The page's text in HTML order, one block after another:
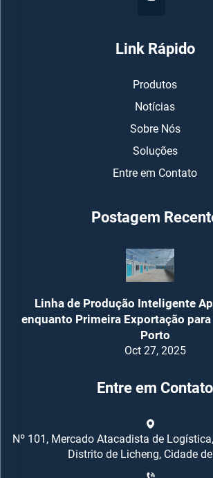
Link Rápido
Produtos
Notícias
Sobre Nós
Soluções
Entre em Contato
Postagem
Linha de Produção Inteligente
enquanto Primeira Exportação para
Porto
Oct 27, 2025
Entre em Contato
Nº 101, Mercado Atacadista de
Distrito de Licheng, Cidade